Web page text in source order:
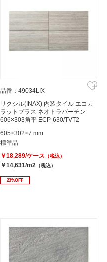
品番：49034LIX
リクシル(INAX) 内装タイル エコカ
ラットプラス ネオトラバーチン
606×303角平 ECP-630/TVT2
605×302×7 mm
標準品
￥18,289/ケース （税込）
￥14,631/m2 （税込）
23%OFF